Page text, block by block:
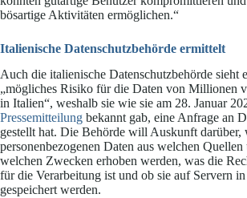
bösartige Aktivitäten ermöglichen.“
Italienische Datenschutzbehörde ermittelt
Auch die italienische Datenschutzbehörde sieht
„mögliches Risiko für die Daten von Millionen
in Italien“, weshalb sie wie sie am 28. Januar
Pressemitteilung bekannt gab, eine Anfrage an
gestellt hat. Die Behörde will Auskunft darüber,
personenbezogenen Daten aus welchen Quellen
welchen Zwecken erhoben werden, was die
für die Verarbeitung ist und ob sie auf Servern
gespeichert werden.